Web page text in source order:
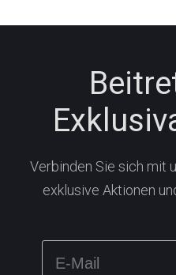
Verbinden Sie sich mit
exklusive Aktionen